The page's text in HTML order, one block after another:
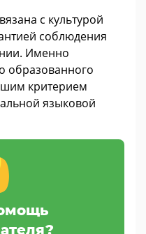
с культурой
соблюдения
Именно
образованного
критерием
языковой